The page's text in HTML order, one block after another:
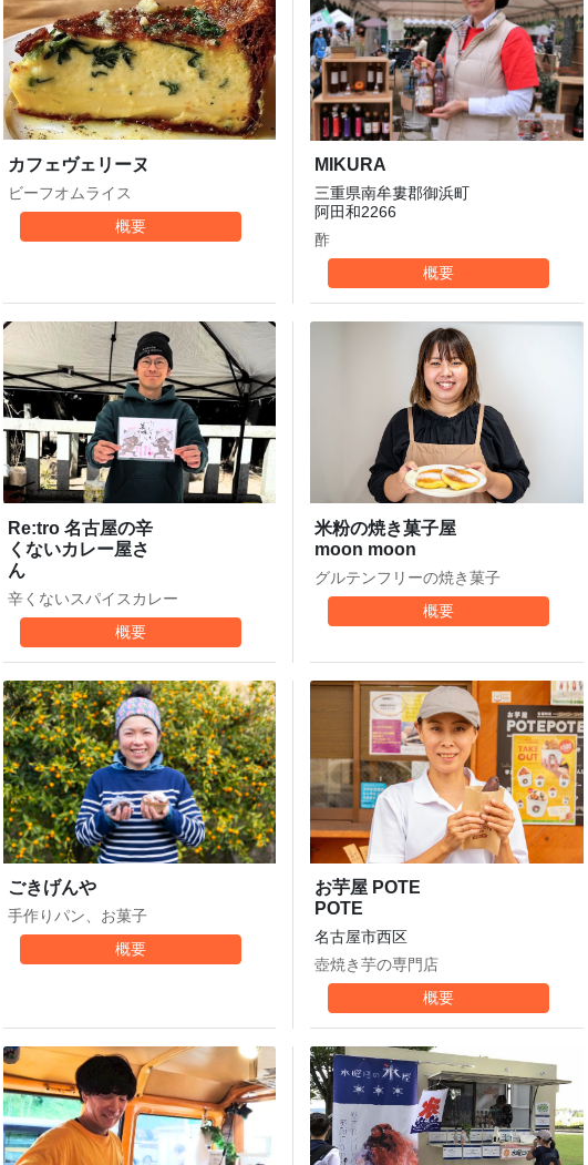
カフェヴェリーヌ
ビーフオムライス
概要
MIKURA
三重県南牟婁郡御浜町
阿田和2266
酢
概要
Re:tro 名古屋の辛
くないカレー屋さ
ん
辛くないスパイスカレー
概要
米粉の焼き菓子屋
moon moon
グルテンフリーの焼き菓子
概要
ごきげんや
手作りパン、お菓子
概要
お芋屋 POTE
POTE
名古屋市西区
壺焼き芋の専門店
概要